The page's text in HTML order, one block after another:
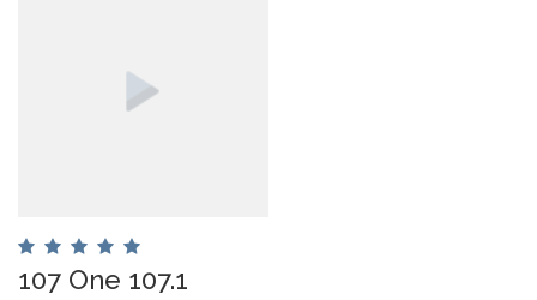
107 One 107.1